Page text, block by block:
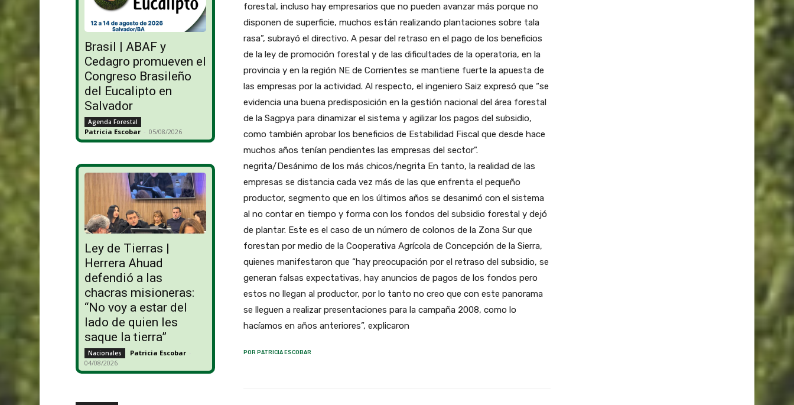
Brasil | ABAF y
Cedagro promueven el
Congreso Brasileño
del Eucalipto en
Salvador
Agenda Forestal
Patricia Escobar - 05/08/2026
Ley de Tierras |
Herrera Ahuad
defendió a las
chacras misioneras:
“No voy a estar del
lado de quien les
saque la tierra”
Nacionales Patricia Escobar -
04/08/2026
forestal, incluso hay empresarios que no pueden avanzar más porque no
disponen de superficie, muchos están realizando plantaciones sobre tala
rasa”, subrayó el directivo. A pesar del retraso en el pago de los beneficios
de la ley de promoción forestal y de las dificultades de la operatoria, en la
provincia y en la región NE de Corrientes se mantiene fuerte la apuesta de
las empresas por la actividad. Al respecto, el ingeniero Saiz expresó que “se
evidencia una buena predisposición en la gestión nacional del área forestal
de la Sagpya para dinamizar el sistema y agilizar los pagos del subsidio,
como también aprobar los beneficios de Estabilidad Fiscal que desde hace
muchos años tenían pendientes las empresas del sector”.
negrita/Desánimo de los más chicos/negrita En tanto, la realidad de las
empresas se distancia cada vez más de las que enfrenta el pequeño
productor, segmento que en los últimos años se desanimó con el sistema
al no contar en tiempo y forma con los fondos del subsidio forestal y dejó
de plantar. Este es el caso de un número de colonos de la Zona Sur que
forestan por medio de la Cooperativa Agrícola de Concepción de la Sierra,
quienes manifestaron que “hay preocupación por el retraso del subsidio, se
generan falsas expectativas, hay anuncios de pagos de los fondos pero
estos no llegan al productor, por lo tanto no creo que con este panorama
se lleguen a realizar presentaciones para la campaña 2008, como lo
hacíamos en años anteriores”, explicaron
POR PATRICIA ESCOBAR